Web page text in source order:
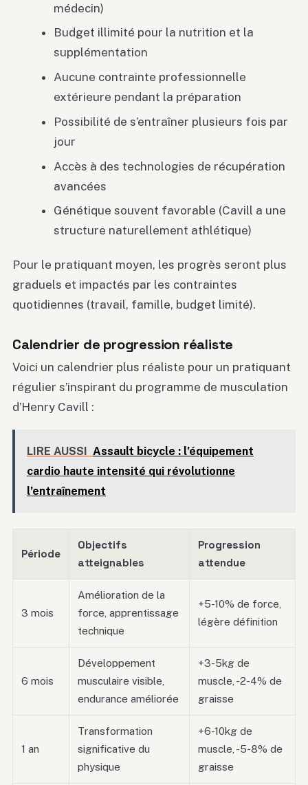
médecin)
Budget illimité pour la nutrition et la
supplémentation
Aucune contrainte professionnelle
extérieure pendant la préparation
Possibilité de s’entraîner plusieurs fois par
jour
Accès à des technologies de récupération
avancées
Génétique souvent favorable (Cavill a une
structure naturellement athlétique)
Pour le pratiquant moyen, les progrès seront plus
graduels et impactés par les contraintes
quotidiennes (travail, famille, budget limité).
Calendrier de progression réaliste
Voici un calendrier plus réaliste pour un pratiquant
régulier s’inspirant du programme de musculation
d’Henry Cavill :
LIRE AUSSI
Assault bicycle : l’équipement
cardio haute intensité qui révolutionne
l’entraînement
Période
Objectifs
atteignables
Progression
attendue
3 mois
Amélioration de la
force, apprentissage
technique
+5-10% de force,
légère définition
6 mois
Développement
musculaire visible,
endurance améliorée
+3-5kg de
muscle, -2-4% de
graisse
1 an
Transformation
significative du
physique
+6-10kg de
muscle, -5-8% de
graisse